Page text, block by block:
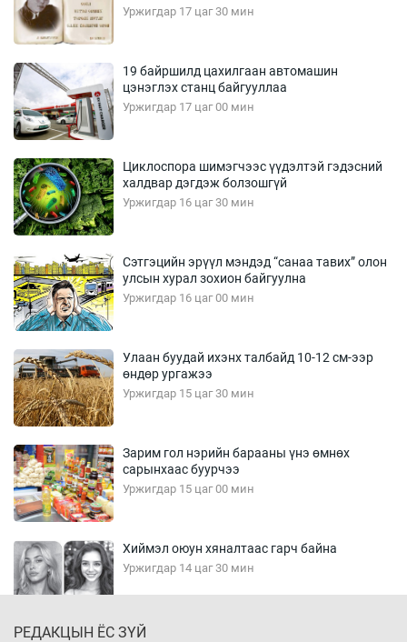
Уржигдар 17 цаг 30 мин
19 байршилд цахилгаан автомашин
цэнэглэх станц байгууллаа
Уржигдар 17 цаг 00 мин
Циклоспора шимэгчээс үүдэлтэй гэдэсний
халдвар дэгдэж болзошгүй
Уржигдар 16 цаг 30 мин
Сэтгэцийн эрүүл мэндэд “санаа тавих” олон
улсын хурал зохион байгуулна
Уржигдар 16 цаг 00 мин
Улаан буудай ихэнх талбайд 10-12 см-ээр
өндөр ургажээ
Уржигдар 15 цаг 30 мин
Зарим гол нэрийн барааны үнэ өмнөх
сарынхаас буурчээ
Уржигдар 15 цаг 00 мин
Хиймэл оюун хяналтаас гарч байна
Уржигдар 14 цаг 30 мин
РЕДАКЦЫН ЁС ЗҮЙ